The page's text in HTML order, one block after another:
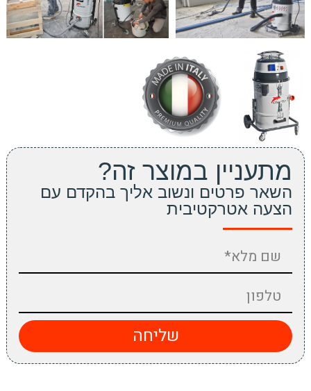
מתעניין במוצר זה?
השאר פרטים ונשוב אליך בהקדם עם
הצעה אטרקטיבית
שליחה